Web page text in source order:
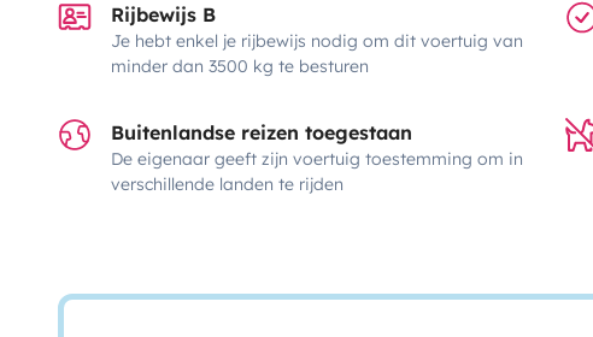
Rijbewijs B
Je hebt enkel je rijbewijs nodig om dit voertuig van
minder dan 3500 kg te besturen
Buitenlandse reizen toegestaan
De eigenaar geeft zijn voertuig toestemming om in
verschillende landen te rijden